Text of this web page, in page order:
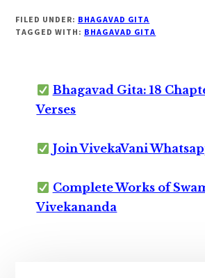
FILED UNDER: BHAGAVAD GITA
TAGGED WITH: BHAGAVAD GITA
Bhagavad Gita: 18
Verses
Join VivekaVani
Complete Works of
Vivekananda